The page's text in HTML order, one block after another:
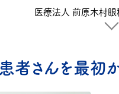
医療法人 前原木村眼
患者さんを最初